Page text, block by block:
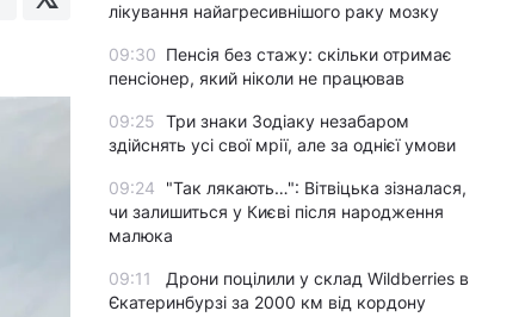
лікування найагресивнішого раку мозку
09:30 Пенсія без стажу: скільки отримає
пенсіонер, який ніколи не працював
09:25 Три знаки Зодіаку незабаром
здійснять усі свої мрії, але за однієї умови
09:24
"Так лякають…": Вітвіцька зізналася,
чи залишиться у Києві після народження
малюка
09:11
Дрони поцілили у склад Wildberries в
Єкатеринбурзі за 2000 км від кордону